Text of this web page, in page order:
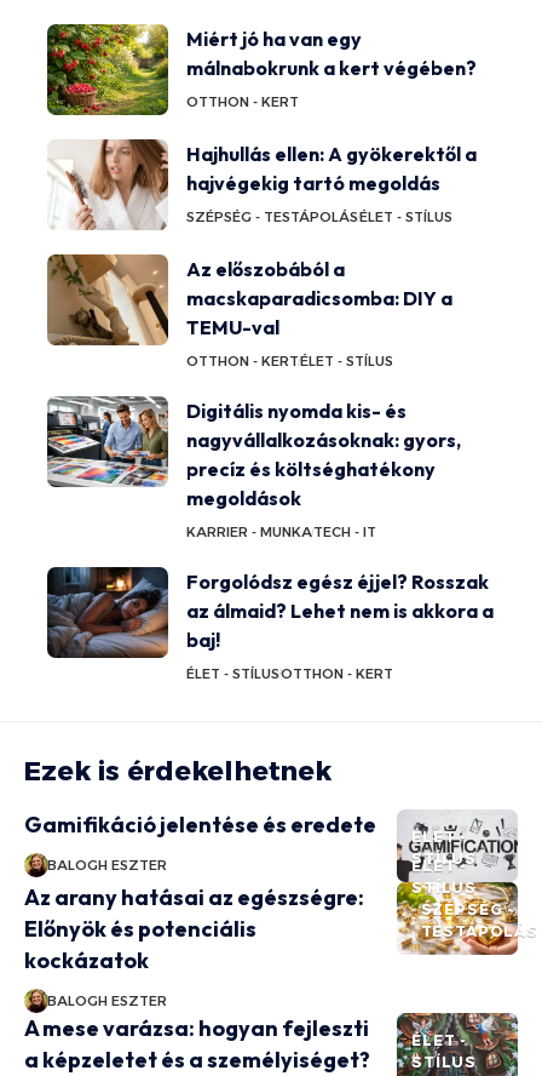
Miért jó ha van egy
málnabokrunk a kert végében?
OTTHON - KERT
Hajhullás ellen: A gyökerektől a
hajvégekig tartó megoldás
SZÉPSÉG - TESTÁPOLÁSÉLET - STÍLUS
Az előszobából a
macskaparadicsomba: DIY a
TEMU-val
OTTHON - KERTÉLET - STÍLUS
Digitális nyomda kis- és
nagyvállalkozásoknak: gyors,
precíz és költséghatékony
megoldások
KARRIER - MUNKATECH - IT
Forgolódsz egész éjjel? Rosszak
az álmaid? Lehet nem is akkora a
baj!
ÉLET - STÍLUSOTTHON - KERT
Ezek is érdekelhetnek
ÉLET -
STÍLUS
Gamifikáció jelentése és eredete
BALOGH ESZTER
ÉLET -
STÍLUS
SZÉPSÉG -
TESTÁPOLÁS
Az arany hatásai az egészségre:
Előnyök és potenciális
kockázatok
BALOGH ESZTER
ÉLET -
STÍLUS
A mese varázsa: hogyan fejleszti
a képzeletet és a személyiséget?